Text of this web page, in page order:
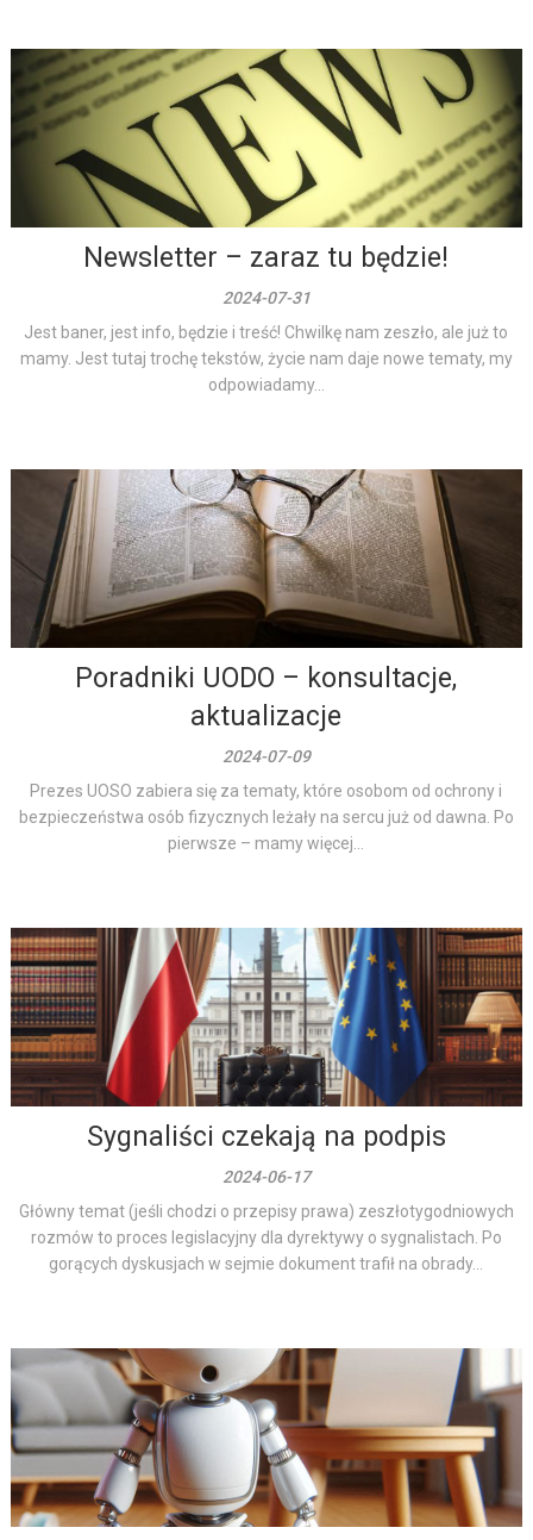
Newsletter – zaraz tu będzie!
2024-07-31
Jest baner, jest info, będzie i treść! Chwilkę nam zeszło, ale już to
mamy. Jest tutaj trochę tekstów, życie nam daje nowe tematy, my
odpowiadamy...
Poradniki UODO – konsultacje,
aktualizacje
2024-07-09
Prezes UOSO zabiera się za tematy, które osobom od ochrony i
bezpieczeństwa osób fizycznych leżały na sercu już od dawna. Po
pierwsze – mamy więcej...
Sygnaliści czekają na podpis
2024-06-17
Główny temat (jeśli chodzi o przepisy prawa) zeszłotygodniowych
rozmów to proces legislacyjny dla dyrektywy o sygnalistach. Po
gorących dyskusjach w sejmie dokument trafił na obrady...